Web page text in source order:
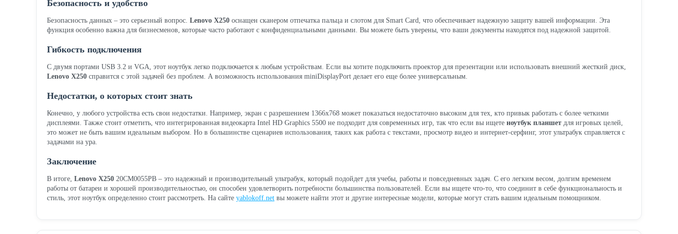
Безопасность и удобство
Безопасность данных – это серьезный вопрос. Lenovo X250 оснащен сканером отпечатка пальца и слотом для Smart Card, что обеспечивает надежную защиту вашей информации. Эта
функция особенно важна для бизнесменов, которые часто работают с конфиденциальными данными. Вы можете быть уверены, что ваши документы находятся под надежной защитой.
Гибкость подключения
С двумя портами USB 3.2 и VGA, этот ноутбук легко подключается к любым устройствам. Если вы хотите подключить проектор для презентации или использовать внешний жесткий диск,
Lenovo X250 справится с этой задачей без проблем. А возможность использования miniDisplayPort делает его еще более универсальным.
Недостатки, о которых стоит знать
Конечно, у любого устройства есть свои недостатки. Например, экран с разрешением 1366x768 может показаться недостаточно высоким для тех, кто привык работать с более четкими
дисплеями. Также стоит отметить, что интегрированная видеокарта Intel HD Graphics 5500 не подходит для современных игр, так что если вы ищете ноутбук планшет для игровых целей,
это может не быть вашим идеальным выбором. Но в большинстве сценариев использования, таких как работа с текстами, просмотр видео и интернет-серфинг, этот ультрабук справляется с
задачами на ура.
Заключение
В итоге, Lenovo X250 20CM0055PB – это надежный и производительный ультрабук, который подойдет для учебы, работы и повседневных задач. С его легким весом, долгим временем
работы от батареи и хорошей производительностью, он способен удовлетворить потребности большинства пользователей. Если вы ищете что-то, что соединит в себе функциональность и
стиль, этот ноутбук определенно стоит рассмотреть. На сайте yablokoff.net вы можете найти этот и другие интересные модели, которые могут стать вашим идеальным помощником.